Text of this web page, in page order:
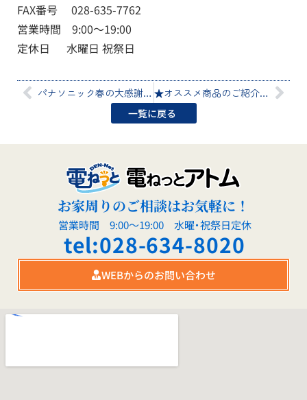
FAX番号 028-635-7762
営業時間 9:00～19:00
定休日 水曜日 祝祭日
パナソニック春の大感謝祭～ご来店記念品と駐車場のご案内～
★オススメ商品のご紹介～ひざまわりマッサージャー～
一覧に戻る
お家周りのご相談はお気軽に！
営業時間 9:00～19:00 水曜・祝祭日定休
tel:028-634-8020
WEBからのお問い合わせ